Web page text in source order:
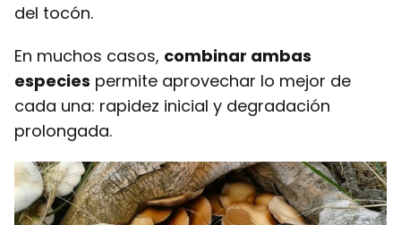
del tocón.
En muchos casos, combinar ambas
especies permite aprovechar lo mejor de
cada una: rapidez inicial y degradación
prolongada.